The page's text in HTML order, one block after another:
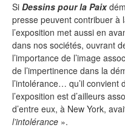
Si Dessins pour la Paix
presse peuvent contribuer à
l’exposition met aussi en
dans nos sociétés, ouvrant
l’importance de l’image
de l’impertinence dans la
l’intolérance… qu’il
l’exposition est d’ailleurs
d’entre eux, à New York,
l’intolérance ».